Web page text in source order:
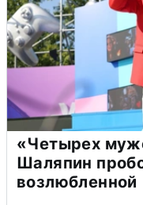
«Четырех
Шаляпин
возлюбленной